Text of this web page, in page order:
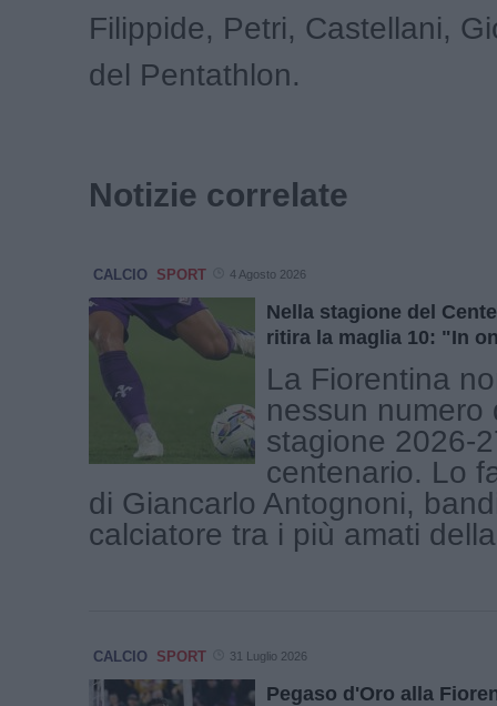
Filippide, Petri, Castellani,
del Pentathlon.
Notizie correlate
CALCIO SPORT 4 Agosto 2026
Nella stagione del
ritira la maglia 10: "In
La Fiorentina
nessun numero
stagione 2026-
centenario. Lo
di Giancarlo Antognoni,
calciatore tra i più amati
CALCIO SPORT 31 Luglio 2026
Pegaso d'Oro alla